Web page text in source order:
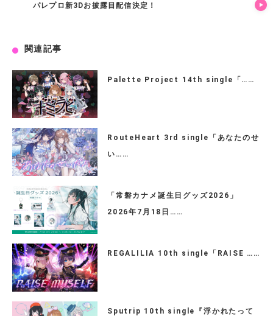
パレプロ新3Dお披露目配信決定！
関連記事
Palette Project 14th single「……
RouteHeart 3rd single「あなたのせ
い……
「常磐カナメ誕生日グッズ2026」
2026年7月18日……
REGALILIA 10th single「RAISE ……
Sputrip 10th single『浮かれたって